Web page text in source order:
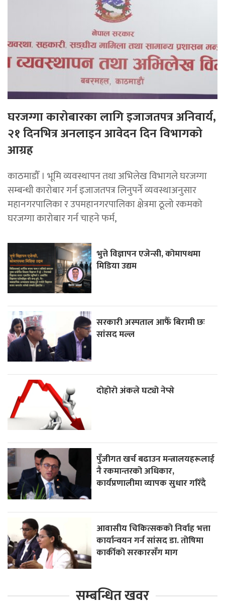
घरजग्गा कारोबारका लागि इजाजतपत्र अनिवार्य,
२१ दिनभित्र अनलाइन आवेदन दिन विभागको
आग्रह
काठमाडौँ । भूमि व्यवस्थापन तथा अभिलेख विभागले घरजग्गा
सम्बन्धी कारोबार गर्न इजाजतपत्र लिनुपर्ने व्यवस्थाअनुसार
महानगरपालिका र उपमहानगरपालिका क्षेत्रमा ठूलो रकमको
घरजग्गा कारोबार गर्न चाहने फर्म,
भुत्ते विज्ञापन एजेन्सी, कोमापथमा
मिडिया उद्यम
सरकारी अस्पताल आफैँ बिरामी छः
सांसद मल्ल
दोहोरो अंकले घट्यो नेप्से
पुँजीगत खर्च बढाउन मन्त्रालयहरूलाई
नै रकमान्तरको अधिकार,
कार्यप्रणालीमा व्यापक सुधार गरिँदै
आवासीय चिकित्सकको निर्वाह भत्ता
कार्यान्वयन गर्न सांसद डा. तोषिमा
कार्कीको सरकारसँग माग
सम्बन्धित खवर